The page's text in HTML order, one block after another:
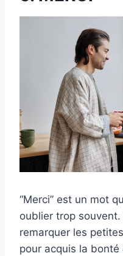
“Merci” est un mot
oublier trop
remarquer les
pour acquis la bonté